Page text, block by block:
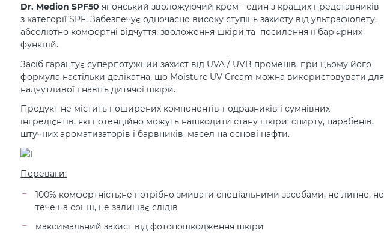
Dr. Medion SPF50 японський зволожуючий крем - один з кращих представників
з категорії SPF. Забезпечує одночасно високу ступінь захисту від ультрафіолету,
абсолютно комфортні відчуття, зволоження шкіри та посилення її бар'єрних
функцій.
Засіб гарантує суперпотужний захист від UVA / UVB променів, при цьому його
формула настільки делікатна, що Moisture UV Cream можна використовувати для
надчутливої ​​і навіть дитячої шкіри.
Продукт не містить поширених компонентів-подразників і сумнівних
інгредієнтів, які потенційно можуть нашкодити стану шкіри: спирту, парабенів,
штучних ароматизаторів і барвників, масел на основі нафти.
Переваги:
100% комфортність:не потрібно змивати спеціальними засобами, не липне, не
тече на сонці, не залишає слідів
максимальний захист від фотопошкодження шкіри